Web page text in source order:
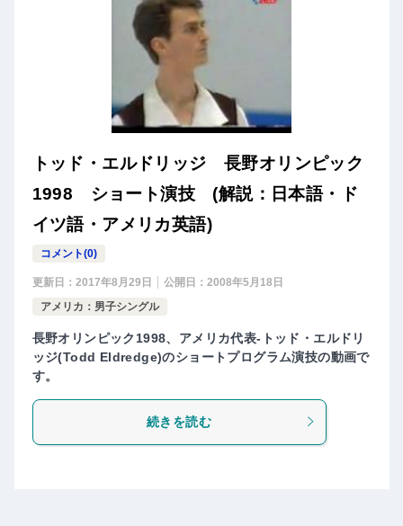
トッド・エルドリッジ 長野オリンピック
1998 ショート演技 (解説：日本語・ド
イツ語・アメリカ英語)
コメント(0)
更新日： 2017年8月29日 公開日： 2008年5月18日
アメリカ：男子シングル
長野オリンピック1998、アメリカ代表-トッド・エルドリ
ッジ(Todd Eldredge)のショートプログラム演技の動画で
す。
続きを読む